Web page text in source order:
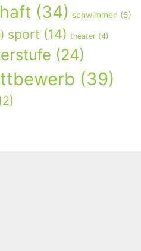
(34) schwimmen (5)
sport (14) theater (4)
(24)
(39)